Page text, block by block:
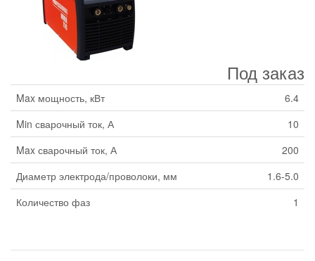
Под заказ
Max мощность, кВт
6.4
Min сварочный ток, А
10
Max сварочный ток, А
200
Диаметр электрода/проволоки, мм
1.6-5.0
Количество фаз
1